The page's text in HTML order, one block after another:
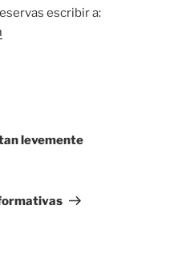
escribir a:
levemente